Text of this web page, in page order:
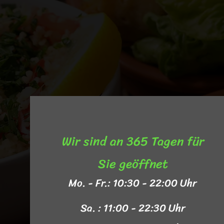
Wir sind an 365 Tagen für
Sie geöffnet​
Mo. - Fr.: 10:30 - 22:00 Uhr
Sa. : 11:00 - 22:30 Uhr